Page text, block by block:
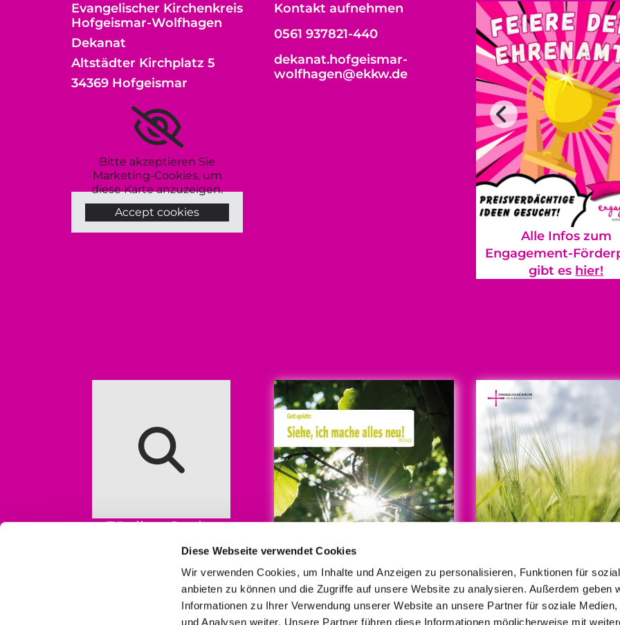
Diese Webseite verwendet Cookies
Wir verwenden Cookies, um Inhalte und Anzeigen zu personalisieren, Funktionen für
anbieten zu können und die Zugriffe auf unsere Website zu analysieren. Außerdem geben
Informationen zu Ihrer Verwendung unserer Website an unsere Partner für soziale Medien,
und Analysen weiter. Unsere Partner führen diese Informationen möglicherweise mit
Evangelischer Kirchenkreis
Hofgeismar-Wolfhagen
Dekanat
Altstädter Kirchplatz 5
34369 Hofgeismar
Bitte akzeptieren Sie
Marketing-Cookies, um
diese Karte anzuzeigen.
Accept cookies
Kontakt aufnehmen
0561 937821-440
dekanat.hofgeismar-
wolfhagen@ekkw.de
Alle Infos zum
Engagement-
gibt es hier!
Für ihre Suche